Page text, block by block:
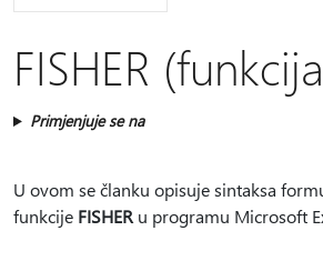
FISHER
Primjenjuje se na
U ovom se članku opisuje sintaksa
funkcije FISHER u programu Microsoft